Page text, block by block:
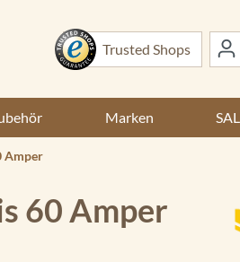
Trusted Shops
Marken
Amper
60 Amper